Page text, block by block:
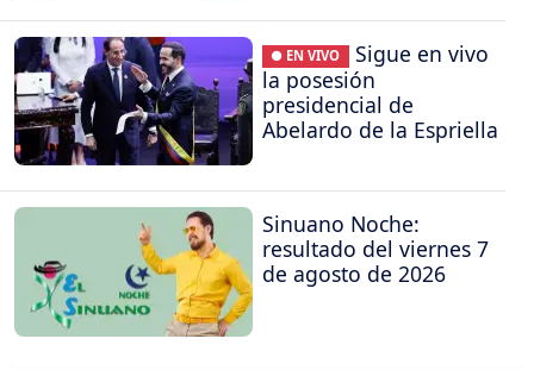
● EN VIVO
Sigue en vivo
la posesión
presidencial de
Abelardo de la Espriella
Sinuano Noche:
resultado del viernes 7
de agosto de 2026